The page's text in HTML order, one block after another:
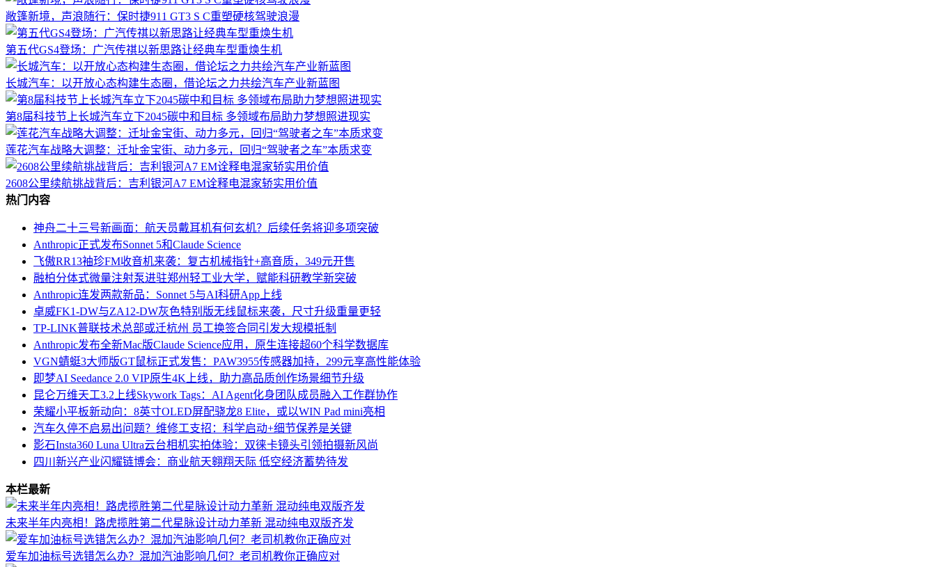
敞篷新境，声浪随行：保时捷911 GT3 S C重塑硬核驾驶浪漫
第五代GS4登场：广汽传祺以新思路让经典车型重焕生机
长城汽车：以开放心态构建生态圈，借论坛之力共绘汽车产业新蓝图
第8届科技节上长城汽车立下2045碳中和目标 多领域布局助力梦想照进现实
莲花汽车战略大调整：迁址金宝街、动力多元，回归“驾驶者之车”本质求变
2608公里续航挑战背后：吉利银河A7 EM诠释电混家轿实用价值
热门内容
神舟二十三号新画面：航天员戴耳机有何玄机？后续任务将迎多项突破
Anthropic正式发布Sonnet 5和Claude Science
飞傲RR13袖珍FM收音机来袭：复古机械指针+高音质，349元开售
融柏分体式微量注射泵进驻郑州轻工业大学，赋能科研教学新突破
Anthropic连发两款新品：Sonnet 5与AI科研App上线
卓威FK1-DW与ZA12-DW灰色特别版无线鼠标来袭，尺寸升级重量更轻
TP-LINK普联技术总部或迁杭州 员工换签合同引发大规模抵制
Anthropic发布全新Mac版Claude Science应用，原生连接超60个科学数据库
VGN蜻蜓3大师版GT鼠标正式发售：PAW3955传感器加持，299元享高性能体验
即梦AI Seedance 2.0 VIP原生4K上线，助力高品质创作场景细节升级
昆仑万维天工3.2上线Skywork Tags：AI Agent化身团队成员融入工作群协作
荣耀小平板新动向：8英寸OLED屏配骁龙8 Elite，或以WIN Pad mini亮相
汽车久停不启易出问题？维修工支招：科学启动+细节保养是关键
影石Insta360 Luna Ultra云台相机实拍体验：双徕卡镜头引领拍摄新风尚
四川新兴产业闪耀链博会：商业航天翱翔天际 低空经济蓄势待发
本栏最新
未来半年内亮相！路虎揽胜第二代星脉设计动力革新 混动纯电双版齐发
爱车加油标号选错怎么办？混加汽油影响几何？老司机教你正确应对